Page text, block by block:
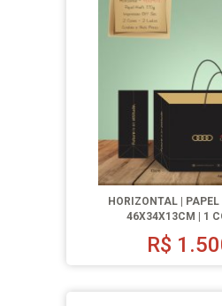
HORIZONTAL |
46X34X13CM | 1
R$